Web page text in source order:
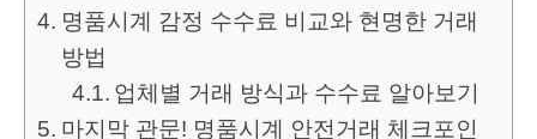
명품시계 감정 수수료 비교와 현명한 거래
방법
업체별 거래 방식과 수수료 알아보기
마지막 관문! 명품시계 안전거래 체크포인